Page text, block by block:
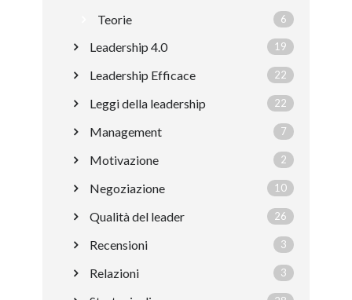
Teorie 6
Leadership 4.0 19
Leadership Efficace 22
Leggi della leadership 22
Management 7
Motivazione 2
Negoziazione 10
Qualità del leader 26
Recensioni 3
Relazioni 3